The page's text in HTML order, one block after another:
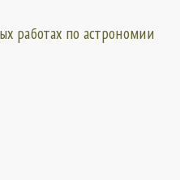
работах по астрономии